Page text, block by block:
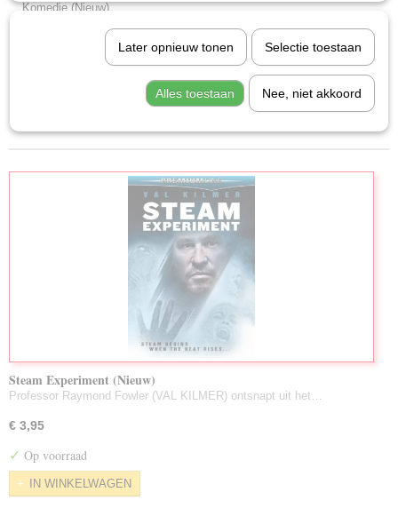
Komedie (Nieuw)
Western (Nieuw)
Documentaire (Nieuw)
Science Fiction (Nieuw)
Sorteer op:
« 1 2
Steam Experiment (Nieuw)
Professor Raymond Fowler (VAL KILMER) ontsnapt uit het…
€ 3,95
✓ Op voorraad
IN WINKELWAGEN
Later opnieuw tonen Selectie toestaan
Alles toestaan Nee, niet akkoord